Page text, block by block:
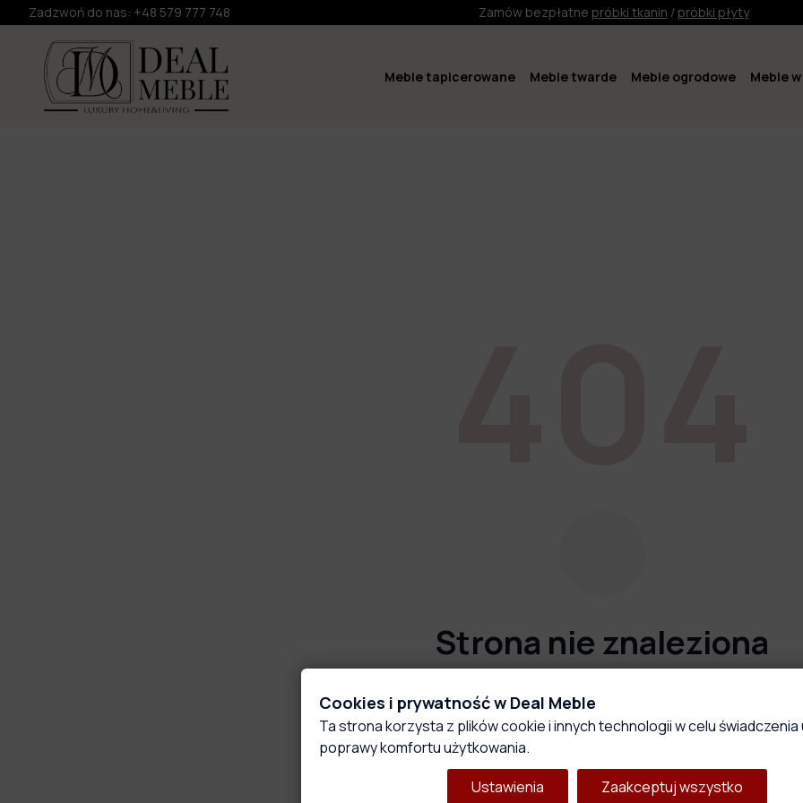
Zadzwoń do nas: +48 579 777 748 Zamów bezpłatne próbki tkanin / próbki płyty
Meble tapicerowane Meble twarde Meble ogrodowe Meble
Strona nie znaleziona
lub została przeniesiona.
Wróć do strony głównej Skontaktuj się z nami
Cookies i prywatność w Deal Meble
Ta strona korzysta z plików cookie i innych technologii w celu świadczenia
poprawy komfortu użytkowania.
Ustawienia
Zaakceptuj wszystko